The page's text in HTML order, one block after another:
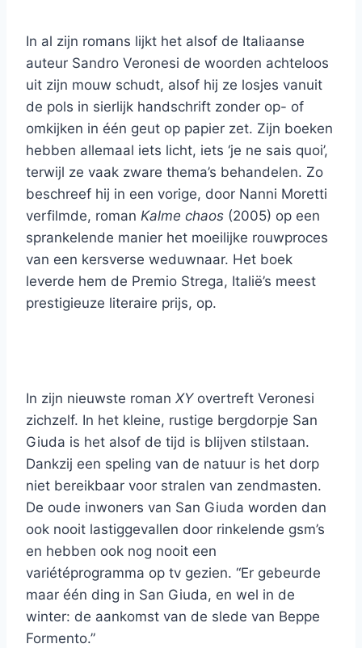
In al zijn romans lijkt het alsof de Italiaanse
auteur Sandro Veronesi de woorden achteloos
uit zijn mouw schudt, alsof hij ze losjes vanuit
de pols in sierlijk handschrift zonder op- of
omkijken in één geut op papier zet. Zijn boeken
hebben allemaal iets licht, iets ‘je ne sais quoi’,
terwijl ze vaak zware thema’s behandelen. Zo
beschreef hij in een vorige, door Nanni Moretti
verfilmde, roman Kalme chaos (2005) op een
sprankelende manier het moeilijke rouwproces
van een kersverse weduwnaar. Het boek
leverde hem de Premio Strega, Italië’s meest
prestigieuze literaire prijs, op.
In zijn nieuwste roman XYovertreft Veronesi
zichzelf. In het kleine, rustige bergdorpje San
Giuda is het alsof de tijd is blijven stilstaan.
Dankzij een speling van de natuur is het dorp
niet bereikbaar voor stralen van zendmasten.
De oude inwoners van San Giuda worden dan
ook nooit lastiggevallen door rinkelende gsm’s
en hebben ook nog nooit een
variétéprogramma op tv gezien. “Er gebeurde
maar één ding in San Giuda, en wel in de
winter: de aankomst van de slede van Beppe
Formento.”